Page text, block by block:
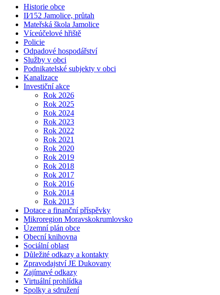
Historie obce
II⁄152 Jamolice, průtah
Mateřská škola Jamolice
Víceúčelové hřiště
Policie
Odpadové hospodářství
Služby v obci
Podnikatelské subjekty v obci
Kanalizace
Investiční akce
Rok 2026
Rok 2025
Rok 2024
Rok 2023
Rok 2022
Rok 2021
Rok 2020
Rok 2019
Rok 2018
Rok 2017
Rok 2016
Rok 2014
Rok 2013
Dotace a finanční příspěvky
Mikroregion Moravskokrumlovsko
Územní plán obce
Obecní knihovna
Sociální oblast
Důležité odkazy a kontakty
Zpravodajství JE Dukovany
Zajímavé odkazy
Virtuální prohlídka
Spolky a sdružení